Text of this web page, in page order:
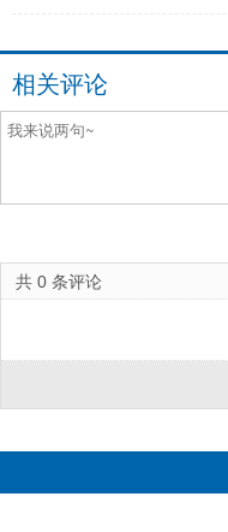
相关评论
共 0 条评论